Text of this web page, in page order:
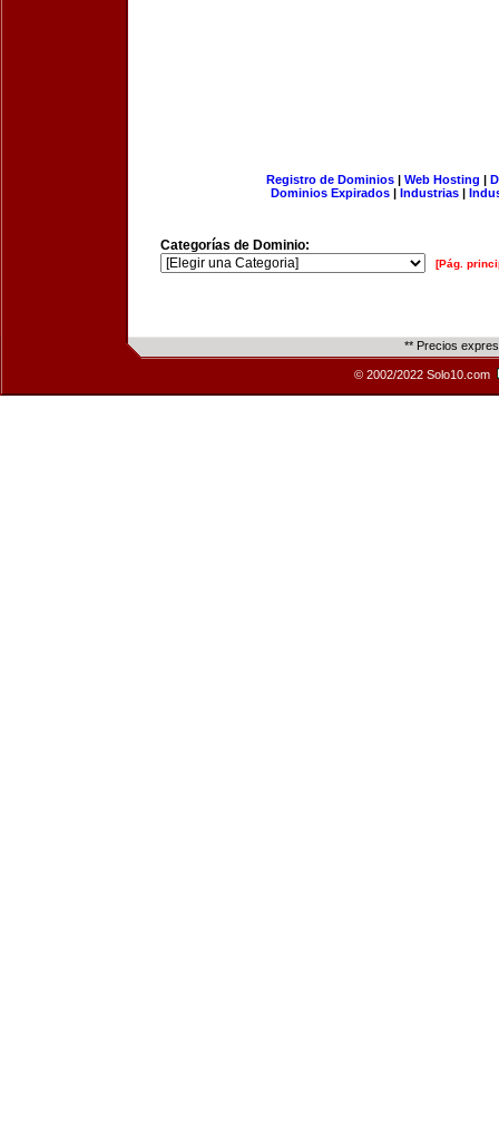
Registro de Dominios| Web Hosting |
Dominios Expirados | Industrias |
Categorías de Dominio:
[Pág.
** Precios
© 2002/2022 Solo10.com